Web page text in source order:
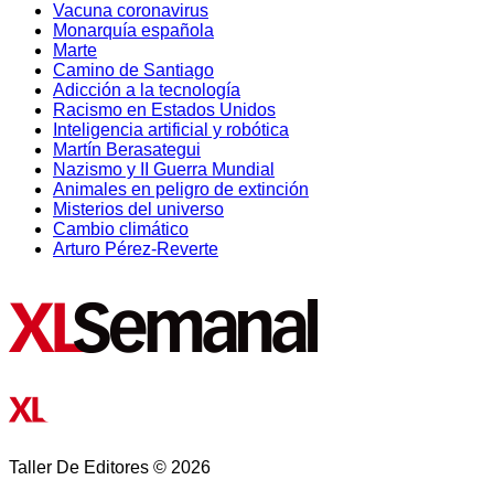
Vacuna coronavirus
Monarquía española
Marte
Camino de Santiago
Adicción a la tecnología
Racismo en Estados Unidos
Inteligencia artificial y robótica
Martín Berasategui
Nazismo y II Guerra Mundial
Animales en peligro de extinción
Misterios del universo
Cambio climático
Arturo Pérez-Reverte
Taller De Editores © 2026